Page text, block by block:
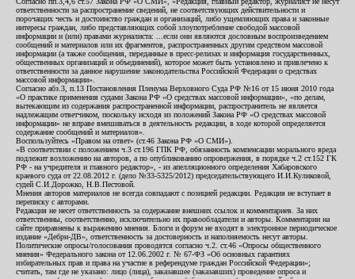
ответственности за распространение сведений, не соответствующих действительности и
порочащих честь и достоинство граждан и организаций, либо ущемляющих права и законные
интересы граждан, либо представляющих собой злоупотребление свободой массовой
информации и (или) правами журналиста: ...если они являются дословным воспроизведением
сообщений и материалов или их фрагментов, распространенных другим средством массовой
информации (а также сообщения, переданные в пресс-релизах и информация государственных,
общественных организаций и объединений), которое может быть установлено и привлечено к
ответственности за данное нарушение законодательства Российской Федерации о средствах
массовой информации».
Согласно абз.3, п.13 Постановления Пленума Верховного Суда РФ №16 от 15 июня 2010 года
«О практике применения судами Закона РФ «О средствах массовой информации», «по делам,
вытекающим из содержания распространенной информации, распространитель не является
надлежащим ответчиком, поскольку исходя из положений Закона РФ «О средствах массовой
информации» не вправе вмешиваться в деятельность редакции, в ходе которой определяется
содержание сообщений и материалов».
Воспользуйтесь «Правом на ответ» (ст.46 Закона РФ «О СМИ»).
«В соответствии с положением ч.3 ст.196 ГПК РФ, обязанность компенсации морального вреда
подлежит возложению на авторов, а по опубликованию опровержения, в порядке ч.2 ст.152 ГК
РФ - на учредителя и главного редактор», - из апелляционного определения Хабаровского
краевого суда от 22.08.2012 г. (дело №33-5325/2012) председательствующего И.И.Куликовой,
судей С.И.Дорожко, Н.В.Пестовой.
Мнения авторов материалов не всегда совпадают с позицией редакции. Редакция не вступает в
переписку с авторами.
Редакция не несет ответственность за содержание внешних ссылок и комментариев. За них
ответственны, соответственно, исключительно их правообладатели и авторы. Комментарии на
сайте приравнены к выражению мнения. Блоги и форум не входят в электронное периодическое
издание «Дебри-ДВ», ответственность за достоверность и наполняемость несут авторы.
Политические опросы/голосования проводятся согласно ч.2. ст.46 «Опросы общественного
мнения» Федерального закона от 12.06.2002 г. № 67-ФЗ «Об основных гарантиях
избирательных прав и права на участие в референдуме граждан Российской Федерации»;
считать, там где не указано: лицо (лица), заказавшее (заказавших) проведение опроса и